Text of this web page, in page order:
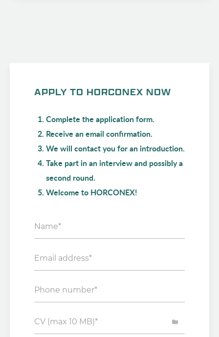
APPLY TO HORCONEX NOW
Complete the application form.
Receive an email confirmation.
We will contact you for an introduction.
Take part in an interview and possibly a
second round.
Welcome to HORCONEX!